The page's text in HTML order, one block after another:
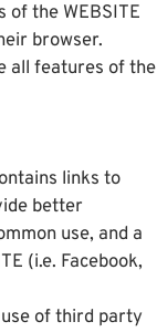
of the WEBSITE
browser.
all features of the
links to
better
use, and a
(i.e. Facebook,
of third party